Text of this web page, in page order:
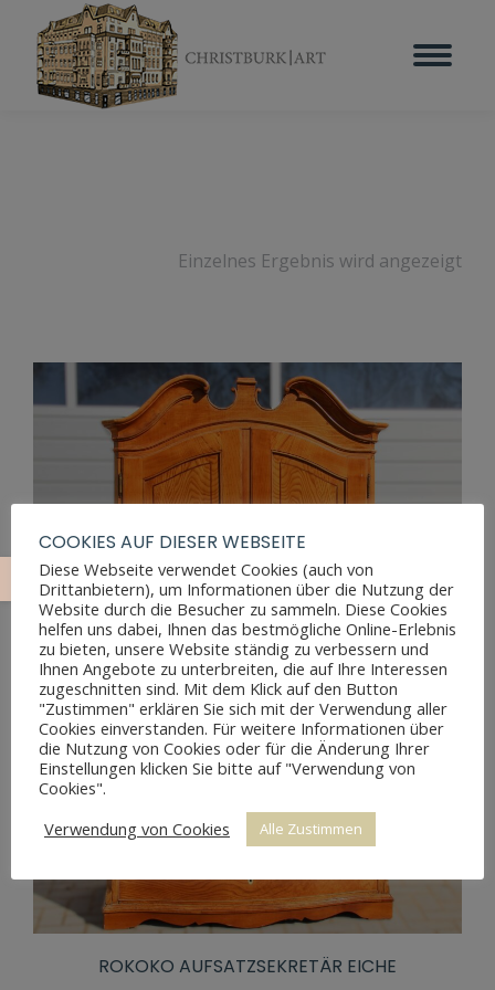
Einzelnes Ergebnis wird angezeigt
ROKOKO AUFSATZSEKRETÄR EICHE
COOKIES AUF DIESER WEBSEITE
Diese Webseite verwendet Cookies (auch von
Drittanbietern), um Informationen über die Nutzung der
Website durch die Besucher zu sammeln. Diese Cookies
helfen uns dabei, Ihnen das bestmögliche Online-Erlebnis
zu bieten, unsere Website ständig zu verbessern und
Ihnen Angebote zu unterbreiten, die auf Ihre Interessen
zugeschnitten sind. Mit dem Klick auf den Button
"Zustimmen" erklären Sie sich mit der Verwendung aller
Cookies einverstanden. Für weitere Informationen über
die Nutzung von Cookies oder für die Änderung Ihrer
Einstellungen klicken Sie bitte auf "Verwendung von
Cookies".
Verwendung von Cookies
Alle Zustimmen